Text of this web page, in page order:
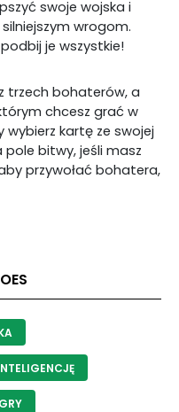
swoje wojska i
wrogom.
je wszystkie!
trzech bohaterów, a
chcesz grać w
wybierz kartę ze swojej
pole bitwy, jeśli masz
przywołać bohatera,